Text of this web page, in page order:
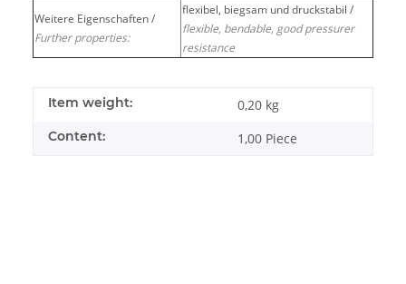
Weitere Eigenschaften /
Further properties:
flexibel, biegsam und druckstabil /
flexible, bendable, good pressurer
resistance
Item weight: 0,20 kg
Content: 1,00 Piece